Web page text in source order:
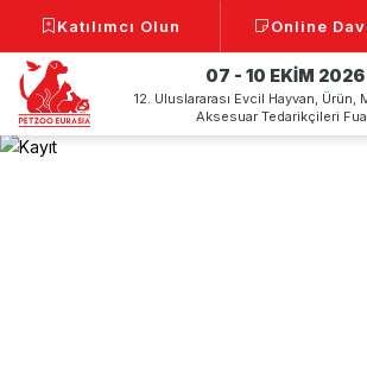
07 - 10 EKİM 2026
12. Uluslararası Evcil Hayvan, Ürün,
Aksesuar Tedarikçileri
Katılımcı Olun Online